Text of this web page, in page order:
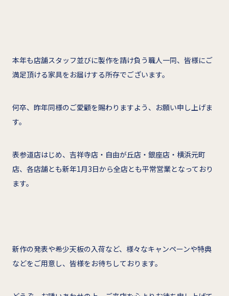
本年も店舗スタッフ並びに製作を請け負う職人一同、皆様にご
満足頂ける家具をお届けする所存でございます。
何卒、昨年同様のご愛顧を賜わりますよう、お願い申し上げま
す。
表参道店はじめ、吉祥寺店・自由が丘店・銀座店・横浜元町
店、各店舗とも新年1月3日から全店とも平常営業となっており
ます。
新作の発表や希少天板の入荷など、様々なキャンペーンや特典
などをご用意し、皆様をお待ちしております。